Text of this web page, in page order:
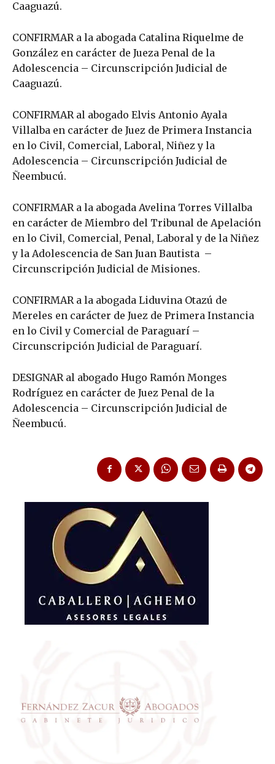
Caaguazú.
CONFIRMAR a la abogada Catalina Riquelme de
González en carácter de Jueza Penal de la
Adolescencia – Circunscripción Judicial de
Caaguazú.
CONFIRMAR al abogado Elvis Antonio Ayala
Villalba en carácter de Juez de Primera Instancia
en lo Civil, Comercial, Laboral, Niñez y la
Adolescencia – Circunscripción Judicial de
Ñeembucú.
CONFIRMAR a la abogada Avelina Torres Villalba
en carácter de Miembro del Tribunal de Apelación
en lo Civil, Comercial, Penal, Laboral y de la Niñez
y la Adolescencia de San Juan Bautista –
Circunscripción Judicial de Misiones.
CONFIRMAR a la abogada Liduvina Otazú de
Mereles en carácter de Juez de Primera Instancia
en lo Civil y Comercial de Paraguarí –
Circunscripción Judicial de Paraguarí.
DESIGNAR al abogado Hugo Ramón Monges
Rodríguez en carácter de Juez Penal de la
Adolescencia – Circunscripción Judicial de
Ñeembucú.